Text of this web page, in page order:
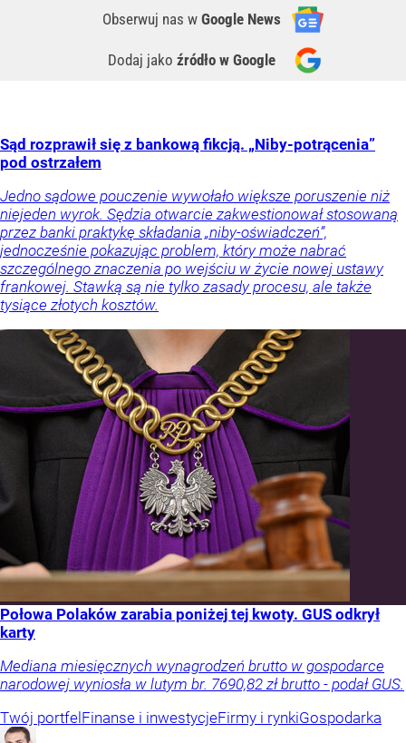
Obserwuj nas w Google News
Dodaj jako źródło w Google
Sąd rozprawił się z bankową fikcją. „Niby-potrącenia”
pod ostrzałem
Jedno sądowe pouczenie wywołało większe poruszenie niż
niejeden wyrok. Sędzia otwarcie zakwestionował stosowaną
przez banki praktykę składania „niby-oświadczeń”,
jednocześnie pokazując problem, który może nabrać
szczególnego znaczenia po wejściu w życie nowej ustawy
frankowej. Stawką są nie tylko zasady procesu, ale także
tysiące złotych kosztów.
Połowa Polaków zarabia poniżej tej kwoty. GUS odkrył
karty
Mediana miesięcznych wynagrodzeń brutto w gospodarce
narodowej wyniosła w lutym br. 7690,82 zł brutto - podał GUS.
Twój portfelFinanse i inwestycjeFirmy i rynkiGospodarka